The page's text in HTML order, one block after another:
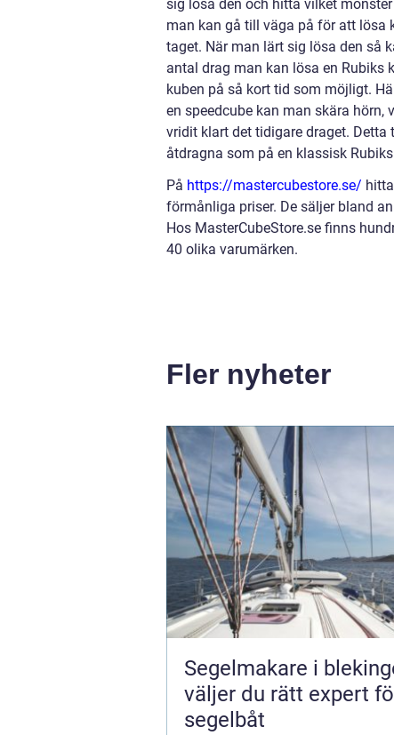
sig lösa den och hitta vilket
man kan gå till väga på för att lösa
taget. När man lärt sig lösa den så
antal drag man kan lösa en Rubiks
kuben på så kort tid som möjligt.
en speedcube kan man skära
vridit klart det tidigare draget.
åtdragna som på en klassisk
På https://mastercubestore.se/
förmånliga priser. De säljer bland
Hos MasterCubeStore.se finns
40 olika varumärken.
Fler nyheter
Segelmakare i blekinge
väljer du rätt expert
segelbåt